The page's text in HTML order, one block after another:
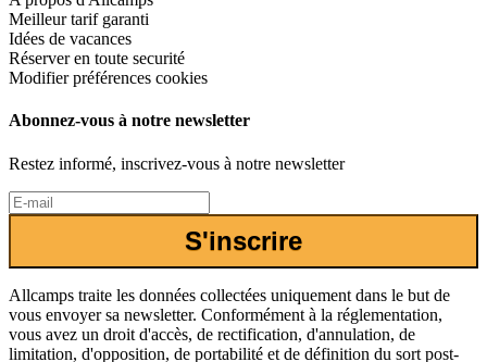
Meilleur tarif garanti
Idées de vacances
Réserver en toute securité
Modifier préférences cookies
Abonnez-vous à notre newsletter
Restez informé, inscrivez-vous à notre newsletter
S'inscrire
Allcamps traite les données collectées uniquement dans le but de
vous envoyer sa newsletter. Conformément à la réglementation,
vous avez un droit d'accès, de rectification, d'annulation, de
limitation, d'opposition, de portabilité et de définition du sort post-